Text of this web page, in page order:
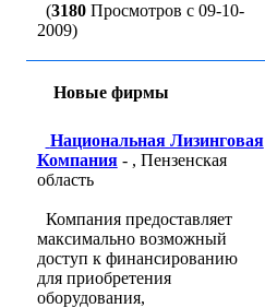
(3180Просмотров с 09-10-
2009)
Новые фирмы
Национальная Лизинговая
Компания- , Пензенская
область
Компания предоставляет
максимально возможный
доступ к финансированию
для приобретения
оборудования,